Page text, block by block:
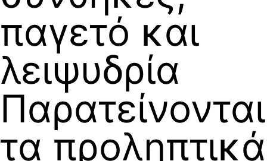
παγετό και
λειψυδρία
Παρατείνονται
τα προληπτικά